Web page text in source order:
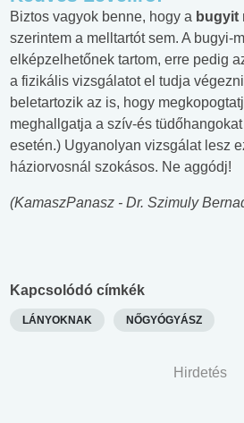
Biztos vagyok benne, hogy a bugyit
szerintem a melltartót sem. A bugyi-
elképzelhetőnek tartom, erre pedig
a fizikális vizsgálatot el tudja
beletartozik az is, hogy
meghallgatja a szív-és
esetén.) Ugyanolyan vizsgálat lesz
háziorvosnál szokásos. Ne aggódj!
(KamaszPanasz - Dr. Szimuly
Kapcsolódó címkék
LÁNYOKNAK NŐGYÓGYÁSZ
Hirdetés